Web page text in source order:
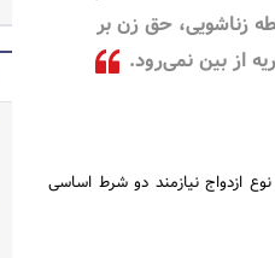
زناشویی، حق زن بر
از بین نمی‌رود.
ازدواج نیازمند دو شرط اساسی